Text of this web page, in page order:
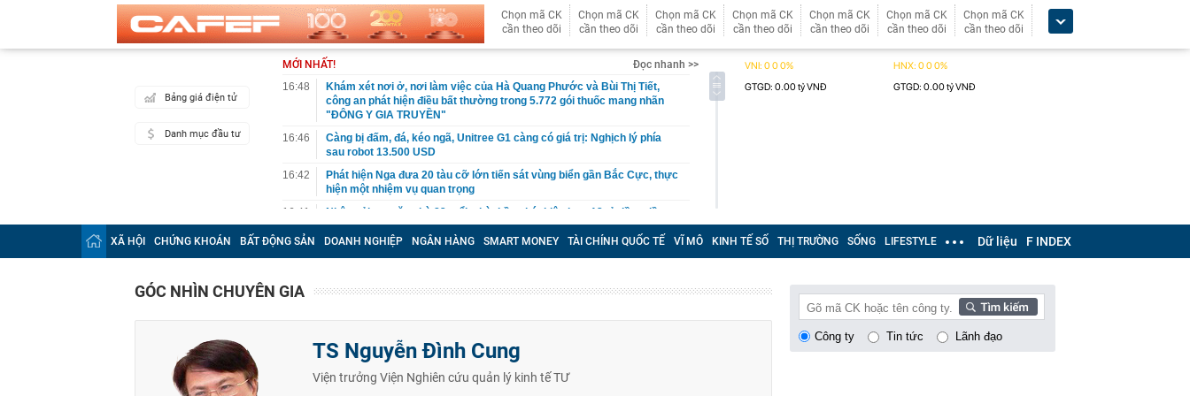
Chọn mã CK
cần theo dõi
Chọn mã CK
cần theo dõi
Chọn mã CK
cần theo dõi
Chọn mã CK
cần theo dõi
Chọn mã CK
cần theo dõi
Chọn mã CK
cần theo dõi
Chọn mã CK
cần theo dõi
Bảng giá điện tử
Danh mục đầu tư
MỚI NHẤT!
Đọc nhanh >>
16:48
Khám xét nơi ở, nơi làm việc của Hà Quang Phước và Bùi Thị Tiết,
công an phát hiện điều bất thường trong 5.772 gói thuốc mang nhãn
"ĐÔNG Y GIA TRUYỀN"
16:46
Càng bị đấm, đá, kéo ngã, Unitree G1 càng có giá trị: Nghịch lý phía
sau robot 13.500 USD
16:42
Phát hiện Nga đưa 20 tàu cỡ lớn tiến sát vùng biển gần Bắc Cực, thực
hiện một nhiệm vụ quan trọng
16:41
Nhận cải tạo căn nhà 83 tuổi, nhà thầu phát hiện hơn 13 tỷ đồng tiền
mặt được giấu trong tường phòng tắm
Cảnh sát khám xét LĐBĐ Hàn Quốc, thẩm vấn HLV Hong Myung-bo
16:33
Đột kích một căn nhà sau 3 tháng theo dõi, công an phát hiện đường
Bức ảnh chứng minh Lưu Diệc Phi mãi mãi là thần tiên tỷ tỷ: Thần nữ
trong tranh cũng chỉ đến vậy
Thành lập thành phố Bắc Ninh: Phải coi bảo vệ bản sắc văn hóa Kinh
XÃ HỘI CHỨNG KHOÁN BẤT ĐỘNG SẢN DOANH NGHIỆP NGÂN HÀNG SMART MONEY TÀI CHÍNH QUỐC TẾ VĨ MÔ KINH TẾ SỐ THỊ TRƯỜNG SỐNG LIFESTYLE Dữ liệu F INDEX
GÓC NHÌN CHUYÊN GIA
TS Nguyễn Đình Cung
Viện trưởng Viện Nghiên cứu quản lý kinh tế TƯ
Công ty Tin tức Lãnh đạo